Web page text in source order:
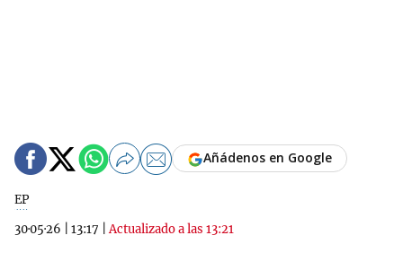
EP
30·05·26
13:17 |Actualizado a las 13:21
Añádenos en Google